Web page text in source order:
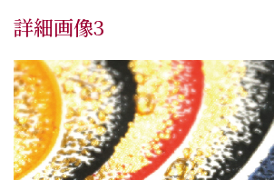
詳細画像3